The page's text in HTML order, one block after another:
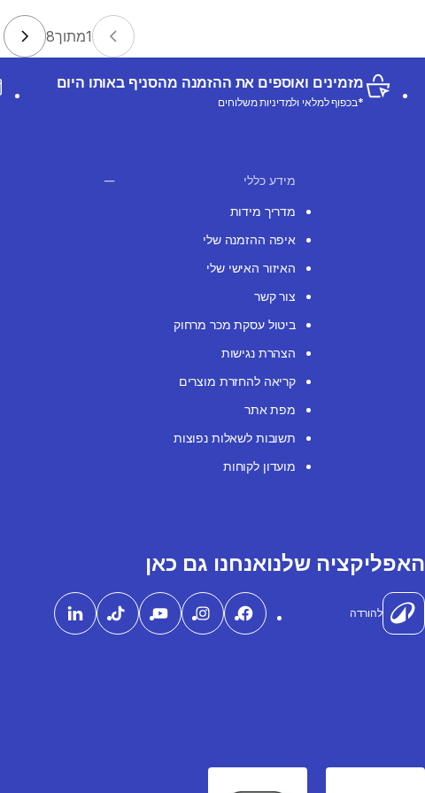
1מתוך8
מזמינים ואוספים את ההזמנה מהסניף באותו היום
*בכפוף למלאי ולמדיניות משלוחים
מידע כללי
מדריך מידות
איפה ההזמנה שלי
האיזור האישי שלי
צור קשר
ביטול עסקת מכר מרחוק
הצהרת נגישות
קריאה להחזרת מוצרים
מפת אתר
תשובות לשאלות נפוצות
מועדון לקוחות
האפליקציה שלנו
להורדה
אנחנו גם כאן